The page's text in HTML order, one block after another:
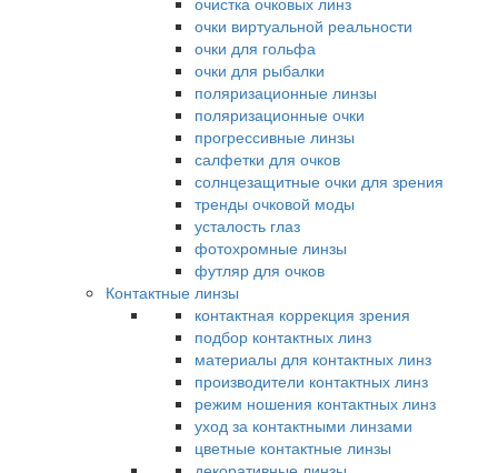
очки виртуальной реальности
очки для гольфа
очки для рыбалки
поляризационные линзы
поляризационные очки
прогрессивные линзы
салфетки для очков
солнцезащитные очки для зрения
тренды очковой моды
усталость глаз
фотохромные линзы
футляр для очков
Контактные линзы
контактная коррекция зрения
подбор контактных линз
материалы для контактных линз
производители контактных линз
режим ношения контактных линз
уход за контактными линзами
цветные контактные линзы